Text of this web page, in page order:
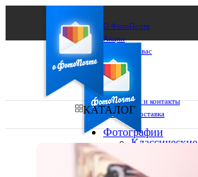
О ФотоПочте
Акции
Сделаем за вас
Бизнесу
FAQ
Франшиза
Поддержка и контакты
Оплата и доставка
Ваш город:
КАТАЛОГ
Фотографии
Классические